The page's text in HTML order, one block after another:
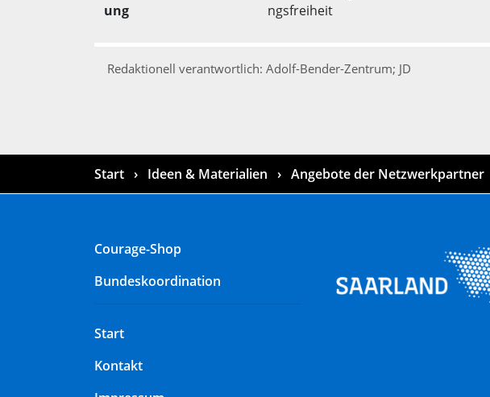
ung
ngsfreiheit
Redaktionell verantwortlich: Adolf-Bender-Zentrum; JD
Start Ideen & Materialien Angebote der Netzwerkpartner
Courage-Shop
Bundeskoordination
Start
Kontakt